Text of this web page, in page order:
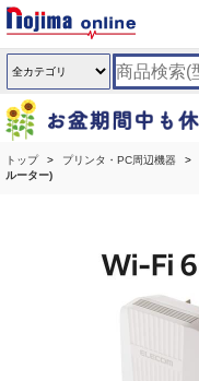
トップ プリンタ・PC周辺機器
ルーター)